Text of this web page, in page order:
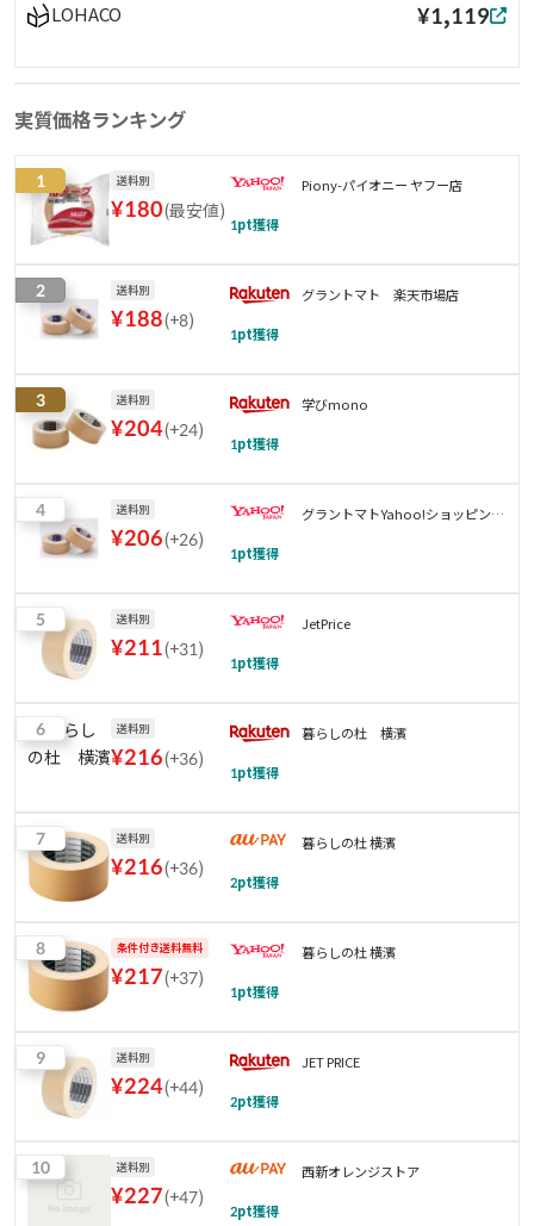
LOHACO ¥1,119
実質価格ランキング
1 送料別
¥180(最安値)
Piony-パイオニー ヤフー店
1pt獲得
2 送料別
¥188(+8)
グラントマト 楽天市場店
1pt獲得
3 送料別
¥204(+24)
学びmono
1pt獲得
4 送料別
¥206(+26)
グラントマトYahoo!ショッピング
1pt獲得
5 送料別
¥211(+31)
JetPrice
1pt獲得
6 送料別
¥216(+36)
暮らしの杜 横濱
1pt獲得
7 送料別
¥216(+36)
暮らしの杜 横濱
2pt獲得
8 条件付き送料無料
¥217(+37)
暮らしの杜 横濱
1pt獲得
9 送料別
¥224(+44)
JET PRICE
2pt獲得
10 送料別
¥227(+47)
西新オレンジストア
2pt獲得